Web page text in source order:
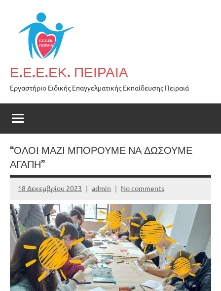
content
Ε.Ε.Ε.ΕΚ. ΠΕΙΡΑΙΑ
Εργαστήριο Ειδικής Επαγγελματικής Εκπαίδευσης Πειραιά
“ΟΛΟΙ ΜΑΖΙ ΜΠΟΡΟΥΜΕ ΝΑ ΔΩΣΟΥΜΕ
ΑΓΑΠΗ”
18 Δεκεμβρίου 2023 admin No comments